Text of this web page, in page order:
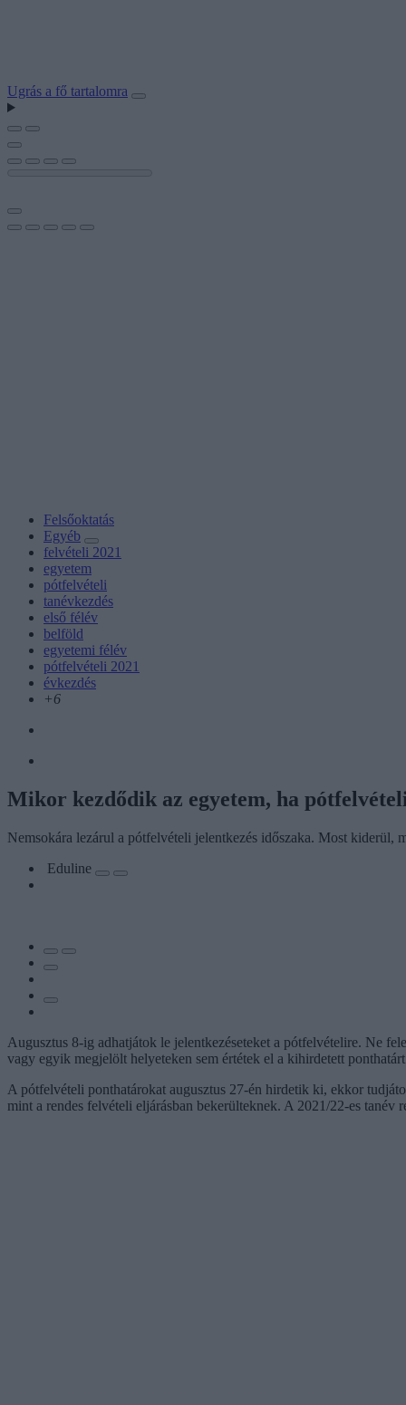
Ugrás a fő tartalomra
Felsőoktatás
Egyéb
felvételi 2021
egyetem
pótfelvételi
tanévkezdés
első félév
belföld
egyetemi félév
pótfelvételi 2021
évkezdés
+6
Mikor kezdődik az egyetem, ha
Nemsokára lezárul a pótfelvételi jelentkezés időszaka. Most
Eduline
Augusztus 8-ig adhatjátok le jelentkezéseteket a pótfelvételire. Ne
vagy egyik megjelölt helyeteken sem értétek el a kihirdetett
A pótfelvételi ponthatárokat augusztus 27-én hirdetik ki, ekkor
mint a rendes felvételi eljárásban bekerülteknek. A 2021/22-es tanév